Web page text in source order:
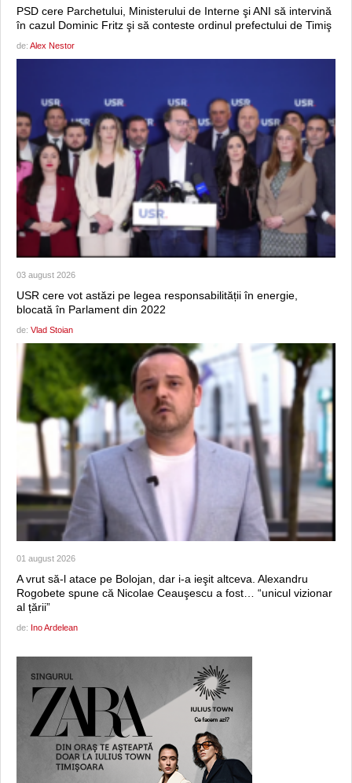
PSD cere Parchetului, Ministerului de Interne şi ANI să intervină
în cazul Dominic Fritz şi să conteste ordinul prefectului de Timiş
de: Alex Nestor
03 august 2026
USR cere vot astăzi pe legea responsabilității în energie,
blocată în Parlament din 2022
de: Vlad Stoian
01 august 2026
A vrut să-l atace pe Bolojan, dar i-a ieşit altceva. Alexandru
Rogobete spune că Nicolae Ceauşescu a fost… “unicul vizionar
al țării”
de: Ino Ardelean